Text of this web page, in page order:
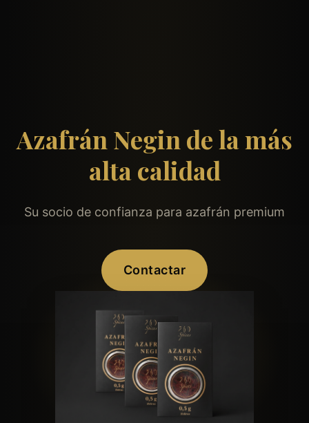
Azafrán Negin de la más
alta calidad
Su socio de confianza para azafrán premium
Contactar